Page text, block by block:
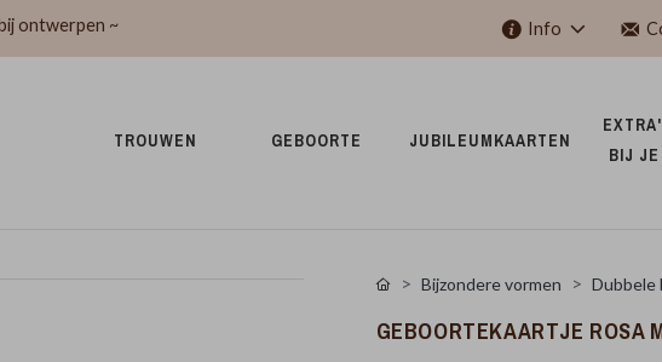
ontwerpen ~ Info
TROUWEN GEBOORTE JUBILEUMKAARTEN
BIJ
Bijzondere vormen Dubbele
GEBOORTEKAARTJE ROSA